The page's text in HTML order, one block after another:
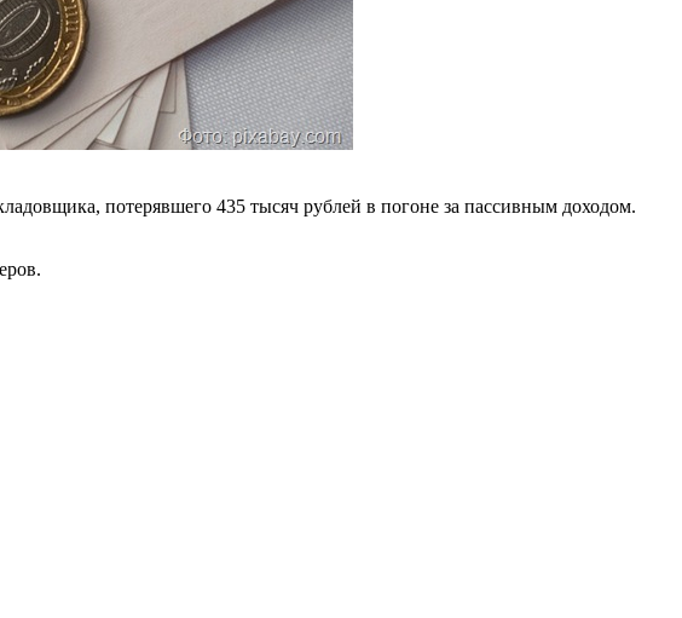
потерявшего 435 тысяч рублей в погоне за пассивным доходом.